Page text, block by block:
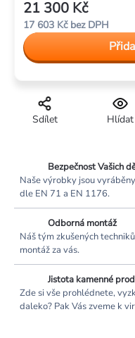
Hlídat
Sdílet
21 300 Kč
17 603 Kčbez DPH
cena:
Bezpečnost Vašich
Naše výrobky jsou
dle EN 71 a EN 1176.
Odborná montáž
Náš tým zkušených
montáž za vás.
Jistota kamenné
Zde si vše prohlédnete,
daleko? Pak Vás zveme k